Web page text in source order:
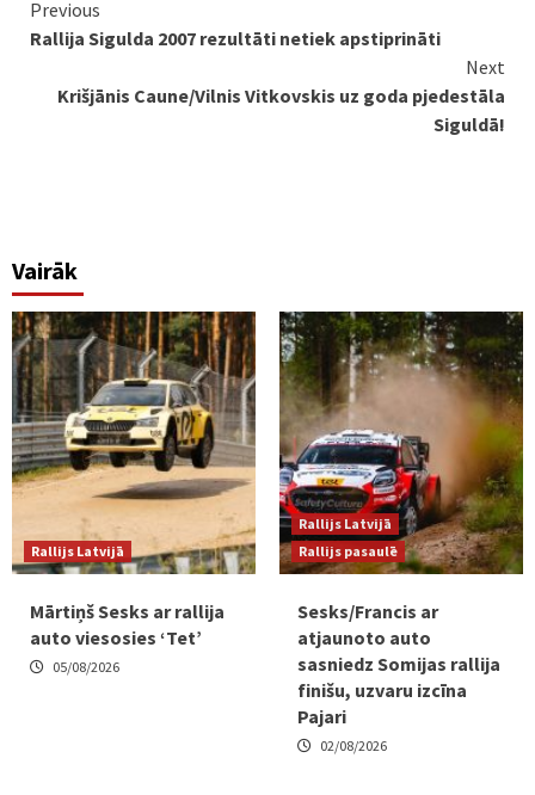
Continue
Reading
Previous
Rallija Sigulda 2007 rezultāti netiek apstiprināti
Next
Krišjānis Caune/Vilnis Vitkovskis uz goda pjedestāla
Siguldā!
Vairāk
Rallijs Latvijā
Mārtiņš Sesks ar rallija
auto viesosies ‘Tet’
05/08/2026
Rallijs Latvijā
Rallijs pasaulē
Sesks/Francis ar
atjaunoto auto
sasniedz Somijas rallija
finišu, uzvaru izcīna
Pajari
02/08/2026